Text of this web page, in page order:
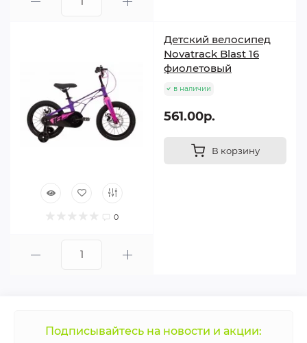
0
Детский велосипед
Novatrack Blast 16
фиолетовый
в наличии
561.00р.
В корзину
Подписывайтесь на новости и акции: